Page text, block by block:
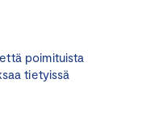
poimituista
tietyissä